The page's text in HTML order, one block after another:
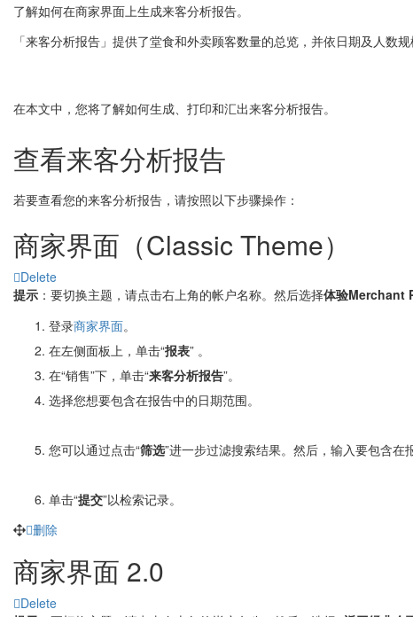
了解如何在商家界面上生成来客分析报告。
「来客分析报告」提供了堂食和外卖顾客数量的总览，并依日期及人数
在本文中，您将了解如何生成、打印和汇出来客分析报告。
查看来客分析报告
若要查看您的来客分析报告，请按照以下步骤操作：
商家界面（Classic Theme）
Delete
提示 ：要切换主题，请点击右上角的帐户名称。然后选择体验Merchant
登录商家界面。
在左侧面板上，单击“报表” 。
在“销售”下，单击“来客分析报告”。
选择您想要包含在报告中的日期范围。
您可以通过点击“筛选”进一步过滤搜索结果。然后，输入要包含在
单击“提交”以检索记录。
删除
商家界面 2.0
Delete